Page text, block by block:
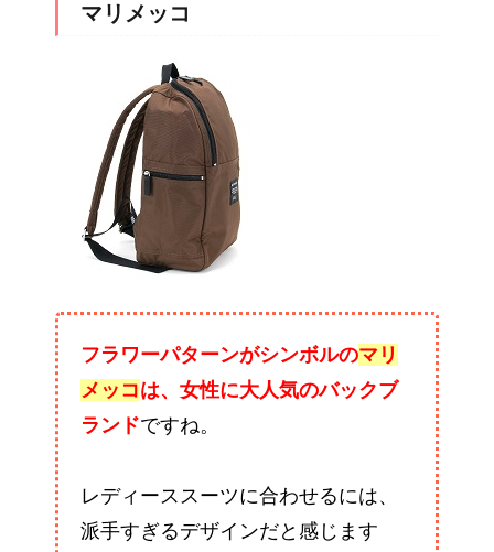
マリメッコ
フラワーパターンがシンボルのマリ
メッコは、女性に大人気のバックブ
ランドですね。
レディーススーツに合わせるには、
派手すぎるデザインだと感じます